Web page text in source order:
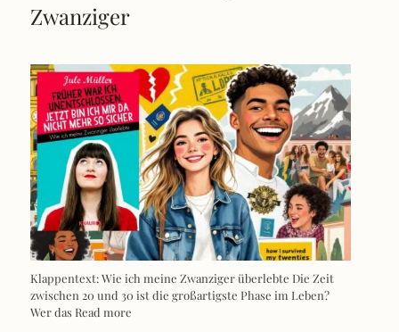
Zwanziger
Klappentext: Wie ich meine Zwanziger überlebte Die Zeit
zwischen 20 und 30 ist die großartigste Phase im Leben?
Wer das Read more